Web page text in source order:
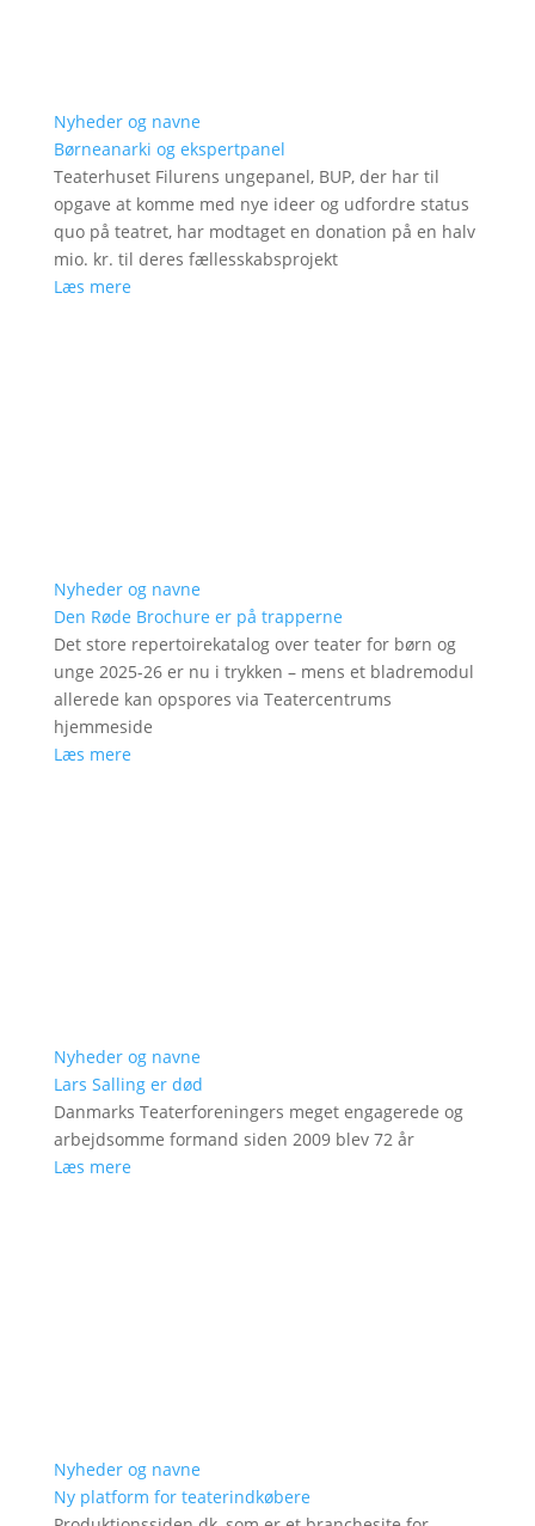
Nyheder og navne
Børneanarki og ekspertpanel
Teaterhuset Filurens ungepanel, BUP, der har til
opgave at komme med nye ideer og udfordre status
quo på teatret, har modtaget en donation på en halv
mio. kr. til deres fællesskabsprojekt
Læs mere
Nyheder og navne
Den Røde Brochure er på trapperne
Det store repertoirekatalog over teater for børn og
unge 2025-26 er nu i trykken – mens et bladremodul
allerede kan opspores via Teatercentrums
hjemmeside
Læs mere
Nyheder og navne
Lars Salling er død
Danmarks Teaterforeningers meget engagerede og
arbejdsomme formand siden 2009 blev 72 år
Læs mere
Nyheder og navne
Ny platform for teaterindkøbere